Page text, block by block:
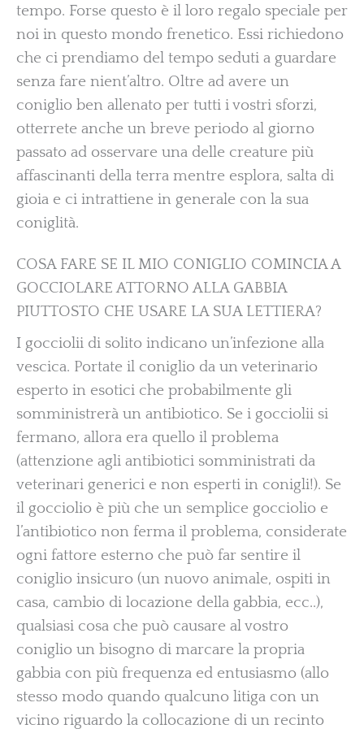
tempo. Forse questo è il loro regalo speciale per
noi in questo mondo frenetico. Essi richiedono
che ci prendiamo del tempo seduti a guardare
senza fare nient’altro. Oltre ad avere un
coniglio ben allenato per tutti i vostri sforzi,
otterrete anche un breve periodo al giorno
passato ad osservare una delle creature più
affascinanti della terra mentre esplora, salta di
gioia e ci intrattiene in generale con la sua
coniglità.
COSA FARE SE IL MIO CONIGLIO COMINCIA A
GOCCIOLARE ATTORNO ALLA GABBIA
PIUTTOSTO CHE USARE LA SUA LETTIERA?
I gocciolii di solito indicano un’infezione alla
vescica. Portate il coniglio da un veterinario
esperto in esotici che probabilmente gli
somministrerà un antibiotico. Se i gocciolii si
fermano, allora era quello il problema
(attenzione agli antibiotici somministrati da
veterinari generici e non esperti in conigli!). Se
il gocciolio è più che un semplice gocciolio e
l’antibiotico non ferma il problema, considerate
ogni fattore esterno che può far sentire il
coniglio insicuro (un nuovo animale, ospiti in
casa, cambio di locazione della gabbia, ecc..),
qualsiasi cosa che può causare al vostro
coniglio un bisogno di marcare la propria
gabbia con più frequenza ed entusiasmo (allo
stesso modo quando qualcuno litiga con un
vicino riguardo la collocazione di un recinto